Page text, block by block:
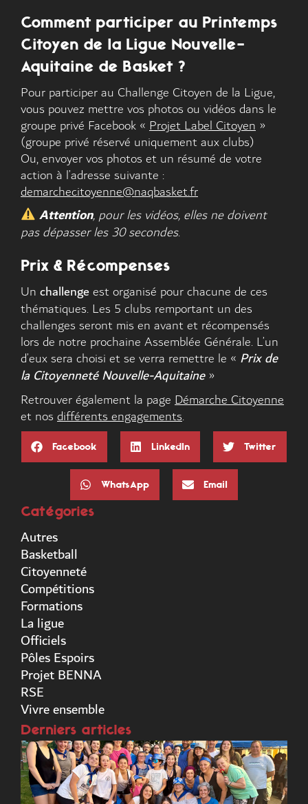
Comment participer au Printemps
Citoyen de la Ligue Nouvelle-
Aquitaine de Basket ?
Pour participer au Challenge Citoyen de la Ligue,
vous pouvez mettre vos photos ou vidéos dans le
groupe privé Facebook « Projet Label Citoyen »
(groupe privé réservé uniquement aux clubs)
Ou, envoyer vos photos et un résumé de votre
action à l’adresse suivante :
demarchecitoyenne@naqbasket.fr
Attention, pour les vidéos, elles ne doivent
pas dépasser les 30 secondes.
Prix & Récompenses
Un challengeest organisé pour chacune de ces
thématiques. Les 5 clubs remportant un des
challenges seront mis en avant et récompensés
lors de notre prochaine Assemblée Générale. L’un
d’eux sera choisi et se verra remettre le « Prix de
la Citoyenneté Nouvelle-Aquitaine»
Retrouver également la page Démarche Citoyenne
et nos différents engagements.
Facebook LinkedIn Twitter
WhatsApp Email
Catégories
Autres
Basketball
Citoyenneté
Compétitions
Formations
La ligue
Officiels
Pôles Espoirs
Projet BENNA
RSE
Vivre ensemble
Derniers articles